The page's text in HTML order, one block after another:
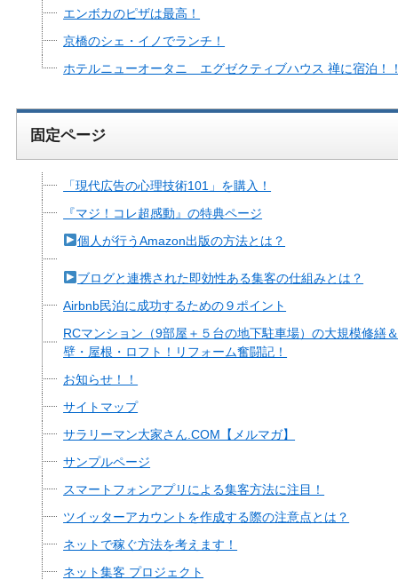
エンボカのピザは最高！
京橋のシェ・イノでランチ！
ホテルニューオータニ エグゼクティブハウス 禅に宿泊！
固定ページ
「現代広告の心理技術101」を購入！
『マジ！コレ超感動』の特典ページ
個人が行うAmazon出版の方法とは？
ブログと連携された即効性ある集客の仕組みとは？
Airbnb民泊に成功するための９ポイント
RCマンション（9部屋＋５台の地下駐車場）の大規模修繕
壁・屋根・ロフト！リフォーム奮闘記！
お知らせ！！
サイトマップ
サラリーマン大家さん.COM【メルマガ】
サンプルページ
スマートフォンアプリによる集客方法に注目！
ツイッターアカウントを作成する際の注意点とは？
ネットで稼ぐ方法を考えます！
ネット集客 プロジェクト